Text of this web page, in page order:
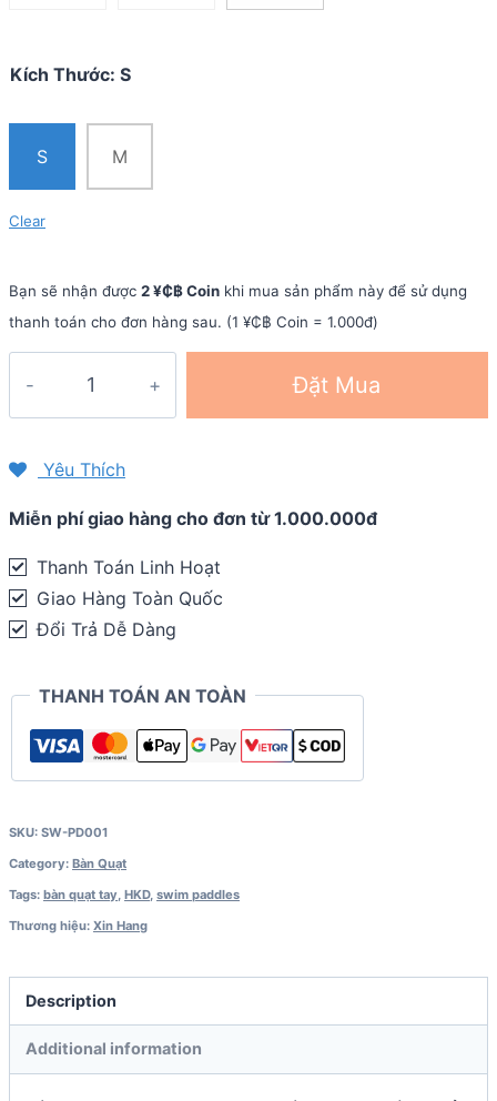
Kích Thước: S
S M
Clear
Bạn sẽ nhận được 2 ¥₵฿ Coin khi mua sản phẩm này để sử dụng
thanh toán cho đơn hàng sau. (1 ¥₵฿ Coin = 1.000đ)
Xin-
Swim
Paddles
PD001
quantity
Đặt Mua
Yêu Thích
Miễn phí giao hàng cho đơn từ 1.000.000đ
Thanh Toán Linh Hoạt
Giao Hàng Toàn Quốc
Đổi Trả Dễ Dàng
THANH TOÁN AN TOÀN
SKU: SW-PD001
Category: Bàn Quạt
Tags: bàn quạt tay, HKD, swim paddles
Thương hiệu: Xin Hang
Description
Additional information